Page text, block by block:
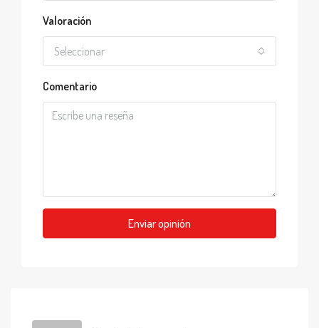
Valoración
Seleccionar
Comentario
Enviar opinión